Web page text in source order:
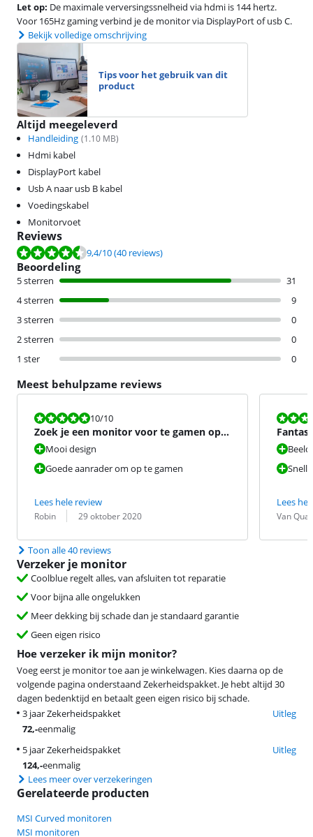
Let op: De maximale verversingssnelheid via hdmi is 144 hertz.
Voor 165Hz gaming verbind je de monitor via DisplayPort of usb C.
Bekijk volledige omschrijving
Tips voor het gebruik van dit
product
Altijd meegeleverd
Handleiding (1.10 MB)
Hdmi kabel
DisplayPort kabel
Usb A naar usb B kabel
Voedingskabel
Monitorvoet
Reviews
Beoordeling is 9,4 van de 10, gebaseerd op 40 reviews.
9,4/10(40 reviews)
Beoordeling
5 sterren
31
4 sterren
9
3 sterren
0
2 sterren
0
1 ster
0
Meest behulpzame reviews
Beoordeling is 10 van de 10.
10/10
Zoek je een monitor voor te gamen op
QHD zeker en aanrader.
Mooi design
Goede aanrader om op te gamen
Lees hele review
Beoordeling door:
Robin
Datum: 29 oktober 2020
Lees
Van
Datum:
Toon alle 40 reviews
Verzeker je monitor
Coolblue regelt alles, van afsluiten tot reparatie
Voor bijna alle ongelukken
Meer dekking bij schade dan je standaard garantie
Geen eigen risico
Hoe verzeker ik mijn monitor?
Voeg eerst je monitor toe aan je winkelwagen. Kies daarna op de
volgende pagina onderstaand Zekerheidspakket. Je hebt altijd 30
dagen bedenktijd en betaalt geen eigen risico bij schade.
3 jaar Zekerheidspakket
Uitleg
72,-eenmalig
5 jaar Zekerheidspakket
Uitleg
124,-eenmalig
Lees meer over verzekeringen
Gerelateerde producten
MSI Curved monitoren
MSI monitoren